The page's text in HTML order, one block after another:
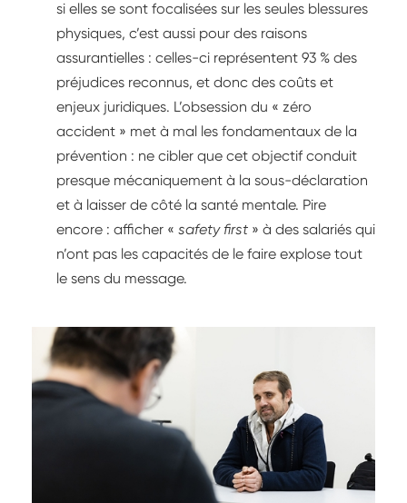
si elles se sont focalisées sur les seules blessures
physiques, c’est aussi pour des raisons
assurantielles : celles-ci représentent 93 % des
préjudices reconnus, et donc des coûts et
enjeux juridiques. L’obsession du « zéro
accident » met à mal les fondamentaux de la
prévention : ne cibler que cet objectif conduit
presque mécaniquement à la sous-déclaration
et à laisser de côté la santé mentale. Pire
encore : afficher « safety first » à des salariés qui
n’ont pas les capacités de le faire explose tout
le sens du message.